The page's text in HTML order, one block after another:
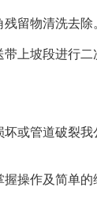
留物清洗去除
坡段进行二
管道破裂我
操作及简单的